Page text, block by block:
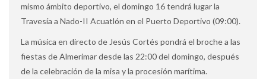
mismo ámbito deportivo, el domingo 16 tendrá lugar la
Travesía a Nado-II Acuatlón en el Puerto Deportivo (09:00).
La música en directo de Jesús Cortés pondrá el broche a las
fiestas de Almerimar desde las 22:00 del domingo, después
de la celebración de la misa y la procesión marítima.